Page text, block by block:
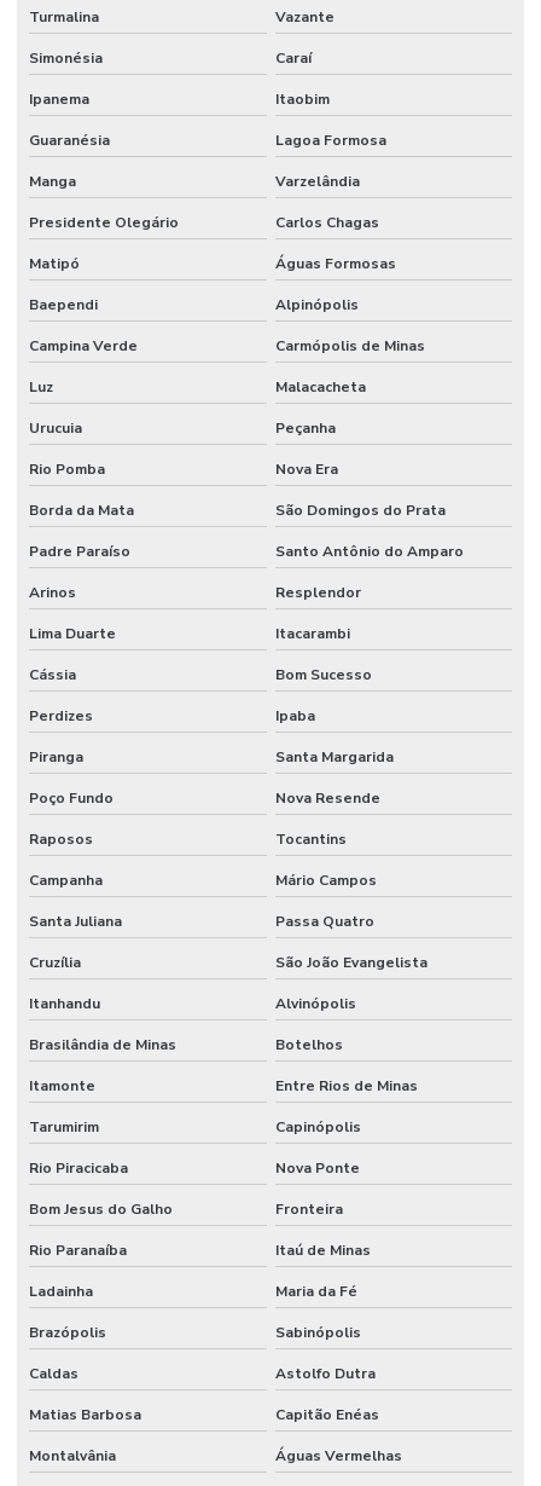
Turmalina Vazante
Simonésia Caraí
Ipanema Itaobim
Guaranésia Lagoa Formosa
Manga Varzelândia
Presidente Olegário Carlos Chagas
Matipó Águas Formosas
Baependi Alpinópolis
Campina Verde Carmópolis de Minas
Luz Malacacheta
Urucuia Peçanha
Rio Pomba Nova Era
Borda da Mata São Domingos do Prata
Padre Paraíso Santo Antônio do Amparo
Arinos Resplendor
Lima Duarte Itacarambi
Cássia Bom Sucesso
Perdizes Ipaba
Piranga Santa Margarida
Poço Fundo Nova Resende
Raposos Tocantins
Campanha Mário Campos
Santa Juliana Passa Quatro
Cruzília São João Evangelista
Itanhandu Alvinópolis
Brasilândia de Minas Botelhos
Itamonte Entre Rios de Minas
Tarumirim Capinópolis
Rio Piracicaba Nova Ponte
Bom Jesus do Galho Fronteira
Rio Paranaíba Itaú de Minas
Ladainha Maria da Fé
Brazópolis Sabinópolis
Caldas Astolfo Dutra
Matias Barbosa Capitão Enéas
Montalvânia Águas Vermelhas